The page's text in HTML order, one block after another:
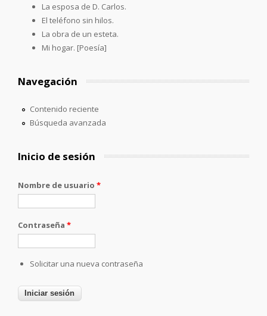
La esposa de D. Carlos.
El teléfono sin hilos.
La obra de un esteta.
Mi hogar. [Poesía]
Navegación
Contenido reciente
Búsqueda avanzada
Inicio de sesión
Nombre de usuario *
Contraseña *
Solicitar una nueva contraseña